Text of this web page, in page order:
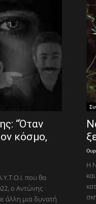
“Όταν
κόσμο,
που θα
ο Αντώνης
άλλη μια δυνατή
Η